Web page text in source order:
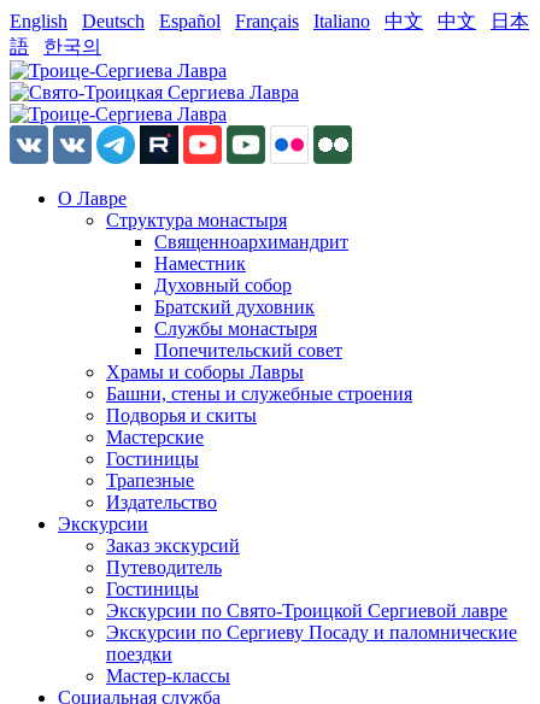
English Deutsch Español Français Italiano 中文 中文
日本
語
한국의
О Лавре
Структура монастыря
Священноархимандрит
Наместник
Духовный собор
Братский духовник
Службы монастыря
Попечительский совет
Храмы и соборы Лавры
Башни, стены и служебные строения
Подворья и скиты
Мастерские
Гостиницы
Трапезные
Издательство
Экскурсии
Заказ экскурсий
Путеводитель
Гостиницы
Экскурсии по Свято-Троицкой Сергиевой лавре
Экскурсии по Сергиеву Посаду и паломнические
поездки
Мастер-классы
Социальная служба